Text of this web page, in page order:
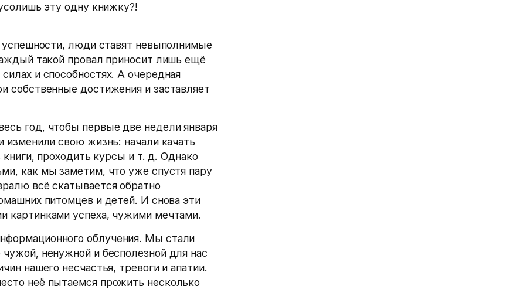
эту одну книжку?!
успешности, люди ставят невыполнимые
такой провал приносит лишь ещё
и способностях. А очередная
собственные достижения и заставляет
год, чтобы первые две недели января
изменили свою жизнь: начали качать
книги, проходить курсы и т. д. Однако
как мы заметим, что уже спустя пару
всё скатывается обратно
питомцев и детей. И снова эти
успеха, чужими мечтами.
облучения. Мы стали
ненужной и бесполезной для нас
нашего несчастья, тревоги и апатии.
неё пытаемся прожить несколько